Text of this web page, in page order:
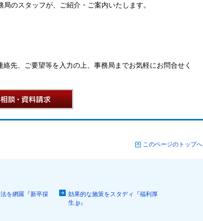
のスタッフが、ご紹介・ご案内いたします。
先、ご要望等を入力の上、事務局までお気軽にお問合せく
このページのトップへ
を網羅『新卒採
効果的な施策をスタディ『福利厚
生.jp』